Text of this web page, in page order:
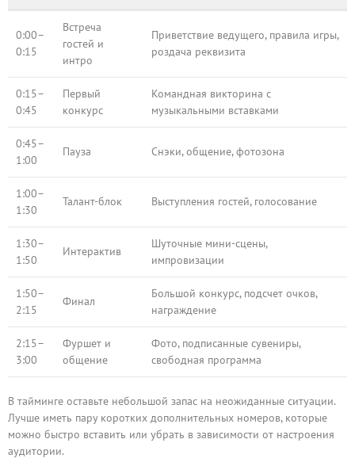
0:00–
0:15
Встреча
гостей и
интро
Приветствие ведущего, правила игры,
роздача реквизита
0:15–
0:45
Первый
конкурс
Командная викторина с
музыкальными вставками
0:45–
1:00
Пауза Снэки, общение, фотозона
1:00–
1:30
Талант-блок Выступления гостей, голосование
1:30–
1:50
Интерактив
Шуточные мини-сцены,
импровизации
1:50–
2:15
Финал
Большой конкурс, подсчет очков,
награждение
2:15–
3:00
Фуршет и
общение
Фото, подписанные сувениры,
свободная программа
В тайминге оставьте небольшой запас на неожиданные ситуации.
Лучше иметь пару коротких дополнительных номеров, которые
можно быстро вставить или убрать в зависимости от настроения
аудитории.